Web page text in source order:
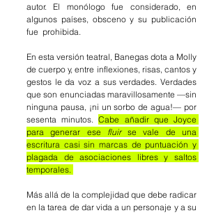
autor. El monólogo fue considerado, en
algunos países, obsceno y su publicación
fue prohibida.
En esta versión teatral, Banegas dota a Molly
de cuerpo y, entre inflexiones, risas, cantos y
gestos le da voz a sus verdades. Verdades
que son enunciadas maravillosamente —sin
ninguna pausa, ¡ni un sorbo de agua!— por
sesenta minutos. Cabe añadir que Joyce
para generar ese fluir se vale de una
escritura casi sin marcas de puntuación y
plagada de asociaciones libres y saltos
temporales.
Más allá de la complejidad que debe radicar
en la tarea de dar vida a un personaje y a su